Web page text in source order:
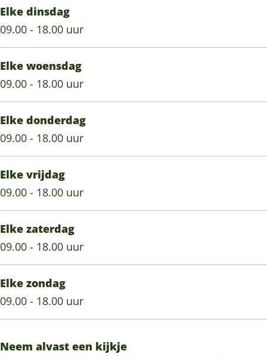
Elke dinsdag
09.00 - 18.00 uur
Elke woensdag
09.00 - 18.00 uur
Elke donderdag
09.00 - 18.00 uur
Elke vrijdag
09.00 - 18.00 uur
Elke zaterdag
09.00 - 18.00 uur
Elke zondag
09.00 - 18.00 uur
Neem alvast een kijkje